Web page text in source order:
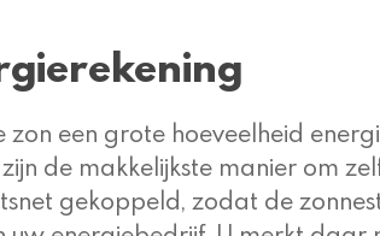
zon een grote hoeveelheid
de makkelijkste manier om
gekoppeld, zodat de